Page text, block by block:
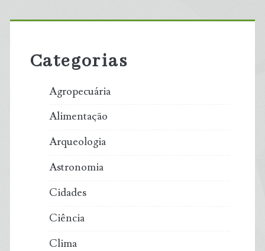
Primary
Sidebar
Categorias
Agropecuária
Alimentação
Arqueologia
Astronomia
Cidades
Ciência
Clima